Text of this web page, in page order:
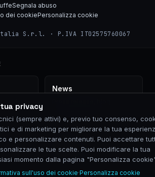
privacy
(sempre attivi) e, previo tuo consenso,
e di marketing per migliorare la tua
e personalizzare contenuti. Puoi accettare
le tue scelte. Puoi modificare la tua
momento dalla pagina "Personalizza
sull'uso dei cookie·Personalizza cookie
Segnala abuso
dei cookiePersonalizza cookie
S.r.l. · P.IVA IT02575760067
News
Partner
Reseller, SI, ISV, agenti